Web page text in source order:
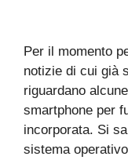
Per il momento
notizie di cui già
riguardano
smartphone per
incorporata. Si
sistema